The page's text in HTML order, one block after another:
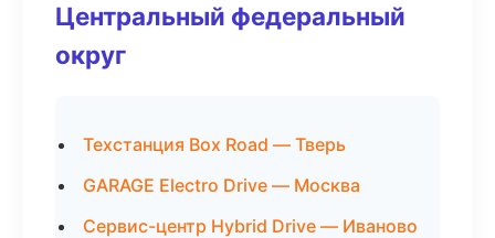
Центральный федеральный
округ
Техстанция Box Road — Тверь
GARAGE Electro Drive — Москва
Сервис-центр Hybrid Drive — Иваново